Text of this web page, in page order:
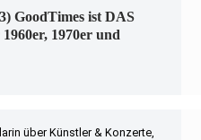
GoodTimes ist DAS
1970er und
über Künstler & Konzerte,